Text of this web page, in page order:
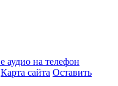
Карта сайта Оставить